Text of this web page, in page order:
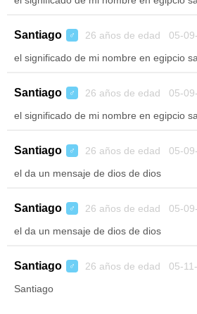
Santiago ♂ 26 años de edad 05-
el significado de mi nombre en egipcio
Santiago ♂ 26 años de edad 05-
el significado de mi nombre en egipcio
Santiago ♂ 26 años de edad 05-
el da un mensaje de dios de dios
Santiago ♂ 26 años de edad 05-
el da un mensaje de dios de dios
Santiago ♂ 26 años de edad 05-
Santiago